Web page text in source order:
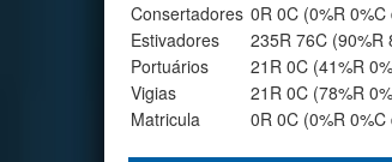
Consertadores 0R 0C (0%R
Estivadores
235R 76C (90%R
Portuários
21R 0C (41%R
Vigias
21R 0C (78%R
Matricula
0R 0C (0%R